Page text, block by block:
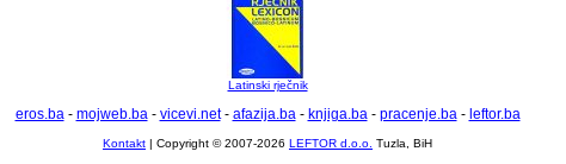
Latinski rječnik
eros.ba- mojweb.ba- vicevi.net- afazija.ba- knjiga.ba- pracenje.ba- leftor.ba
Kontakt | Copyright © 2007-2026 LEFTOR d.o.o. Tuzla, BiH